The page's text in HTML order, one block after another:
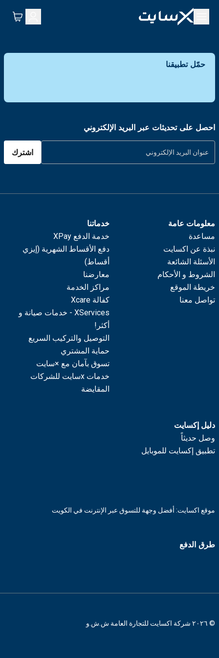
حمّل تطبيقنا
احصل على تحديثات عبر البريد الإلكتروني
اشترك
معلومات عامة
مساعدة
نبذة عن اكسايت
الأسئلة الشائعة
الشروط و الأحكام
خريطة الموقع
تواصل معنا
خدماتنا
خدمة الدفع XPay
دفع الأقساط الشهرية (إيزي
أقساط)
معارضنا
مراكز الخدمة
كفالة Xcare
XServices - خدمات صيانة و
أكثر!
التوصيل والتركيب السريع
حماية المشتري
تسوق بآمان مع ×سايت
خدمات xسايت للشركات
المقايضة
دليل إكسايت
وصل حديثاً
تطبيق إكسايت للموبايل
موقع اكسايت: أفضل وجهة للتسوق عبر الإنترنت في الكويت
طرق الدفع
© ٢٠٢٦ شركة اكسايت للتجارة العامة ش.ش.و